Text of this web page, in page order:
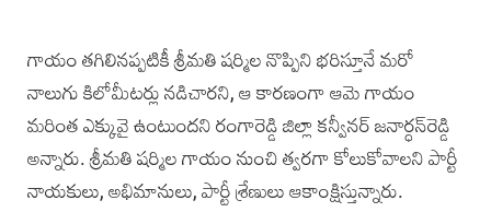
గాయం తగిలినప్పటికీ శ్రీమతి షర్మిల నొప్పిని భరిస్తూనే మరో
నాలుగు కిలోమీటర్లు నడిచారని, ఆ కారణంగా ఆమె గాయం
మరింత ఎక్కువై ఉంటుందని రంగారెడ్డి జిల్లా కన్వీనర్‌ జనార్ధన్‌రెడ్డి
అన్నారు. శ్రీమతి షర్మిల గాయం నుంచి త్వరగా కోలుకోవాలని పార్టీ
నాయకులు, అభిమానులు, పార్టీ శ్రేణులు ఆకాంక్షిస్తున్నారు.